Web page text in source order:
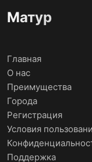
Матур
Главная
О нас
Преимущества
Города
Регистрация
Условия
Поддержка